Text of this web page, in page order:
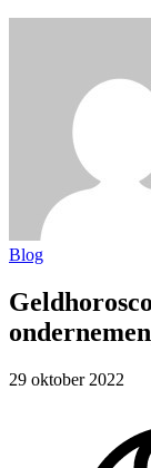
Blog
29 oktober 2022